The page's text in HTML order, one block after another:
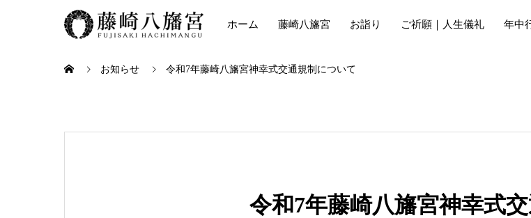
ホーム 藤崎八旛宮 お詣り ご祈願｜人生儀礼 年中
お知らせ 令和7年藤崎八旛宮神幸式交通規制について
令和7年藤崎八旛宮神幸式